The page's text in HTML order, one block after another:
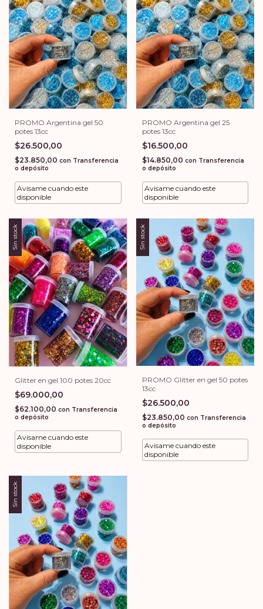
PROMO Argentina gel 50
potes 13cc
$26.500,00
$23.850,00 con Transferencia
o depósito
Avisame cuando este
disponible
PROMO Argentina gel 25
potes 13cc
$16.500,00
$14.850,00 con Transferencia
o depósito
Avisame cuando este
disponible
Sin stock
Glitter en gel 100 potes 20cc
$69.000,00
$62.100,00 con Transferencia
o depósito
Avisame cuando este
disponible
Sin stock
PROMO Glitter en gel 50 potes
13cc
$26.500,00
$23.850,00 con Transferencia
o depósito
Avisame cuando este
disponible
Sin stock